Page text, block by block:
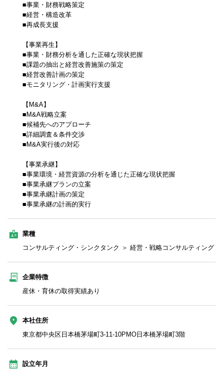
■事業・財務戦略策定
■経営・構造改革
■再成長支援
【事業再生】
■事業・財務分析を通した正確な現状把握
■課題の抽出と経営改善施策の策定
■経営改善計画の策定
■モニタリング・計画実行支援
【M&A】
■M&A戦略立案
■候補先へのアプローチ
■詳細調査＆条件交渉
■M&A実行後の対応
【事業承継】
■事業環境・経営資源の分析を通じた正確な現状把握
■事業承継プランの立案
■事業承継計画の策定
■事業承継の計画的実行
業種
コンサルティング・シンクタンク ＞ 経営・戦略コンサルティング
企業特徴
産休・育休の取得実績あり
本社住所
東京都中央区日本橋茅場町3-11-10PMO日本橋茅場町3階
設立年月